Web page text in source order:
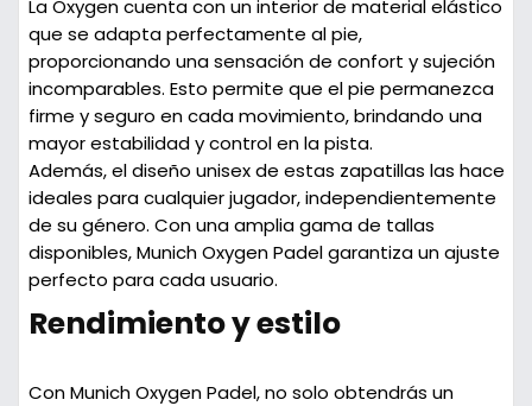
La Oxygen cuenta con un interior de material elástico
que se adapta perfectamente al pie,
proporcionando una sensación de confort y sujeción
incomparables. Esto permite que el pie permanezca
firme y seguro en cada movimiento, brindando una
mayor estabilidad y control en la pista.
Además, el diseño unisex de estas zapatillas las hace
ideales para cualquier jugador, independientemente
de su género. Con una amplia gama de tallas
disponibles, Munich Oxygen Padel garantiza un ajuste
perfecto para cada usuario.
Rendimiento y estilo
Con Munich Oxygen Padel, no solo obtendrás un